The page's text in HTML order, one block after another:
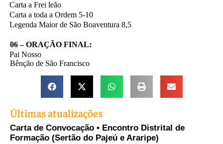
Carta a Frei leão
Carta a toda a Ordem 5-10
Legenda Maior de São Boaventura 8,5
06 – ORAÇÃO FINAL:
Pai Nosso
Bênção de São Francisco
Últimas atualizações
Carta de Convocação • Encontro Distrital de
Formação (Sertão do Pajeú e Araripe)